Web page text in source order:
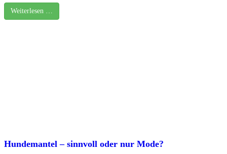
Weiterlesen …
Hundemantel – sinnvoll oder nur Mode?